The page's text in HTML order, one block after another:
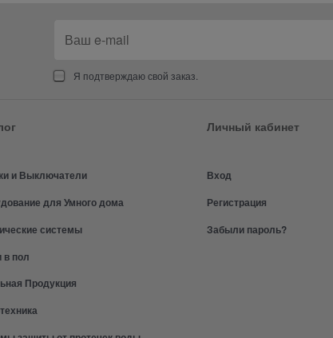
Я подтверждаю свой заказ.
и Выключатели
для Умного дома
системы
в пол
Продукция
Личный кабинет
Вход
Регистрация
Забыли пароль?